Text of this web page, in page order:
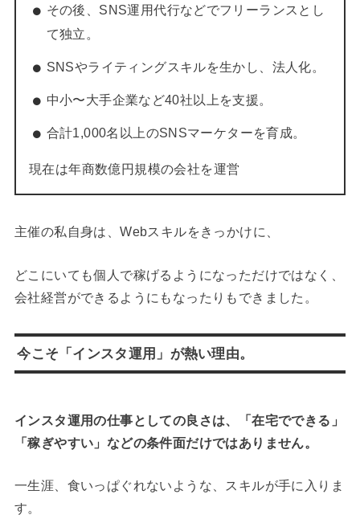
その後、SNS運用代行などでフリーランスとし
て独立。
SNSやライティングスキルを生かし、法人化。
中小〜大手企業など40社以上を支援。
合計1,000名以上のSNSマーケターを育成。
現在は年商数億円規模の会社を運営
主催の私自身は、Webスキルをきっかけに、
どこにいても個人で稼げるようになっただけではなく、
会社経営ができるようにもなったりもできました。
今こそ「インスタ運用」が熱い理由。
インスタ運用の仕事としての良さは、「在宅でできる」
「稼ぎやすい」などの条件面だけではありません。
一生涯、食いっぱぐれないような、スキルが手に入りま
す。